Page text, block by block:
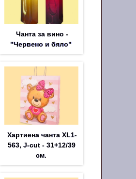
Чанта за вино -
"Червено и бяло"
Хартиена чанта XL1-
563, J-cut - 31+12/39
см.